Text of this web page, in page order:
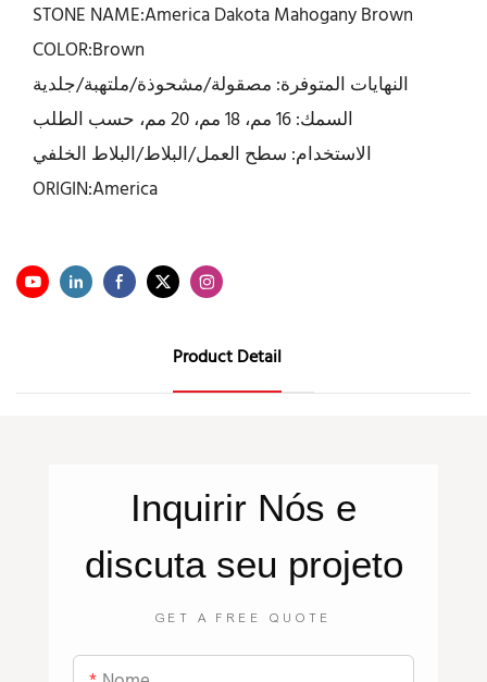
STONE NAME:America Dakota Mahogany Brown
COLOR:Brown
النهايات المتوفرة: مصقولة/مشحوذة/ملتهبة/جلدية
السمك: 16 مم، 18 مم، 20 مم، حسب الطلب
الاستخدام: سطح العمل/البلاط/البلاط الخلفي
ORIGIN:America
Product Detail
Inquirir Nós e
discuta seu projeto
GET A FREE QUOTE